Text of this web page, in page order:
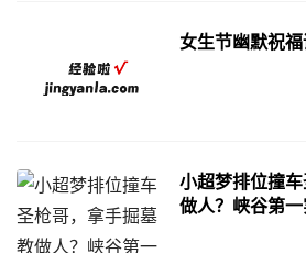
女生节幽默祝
小超梦排位撞
做人？峡谷第一